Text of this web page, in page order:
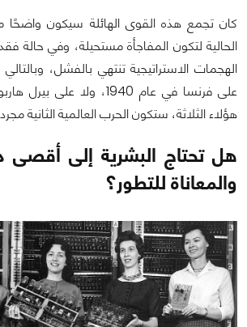
كان تجمع هذه القوى الهائلة سيكون واضحًا
الحالية لتكون المفاجأة مستحيلة، وفي حالة
الهجمات الاستراتيجية تنتهي بالفشل،
على فرنسا في عام 1940، ولا
هؤلاء الثلاثة، ستكون الحرب العالمية الثانية
هل تحتاج البشرية إلى
والمعاناة للتطور؟